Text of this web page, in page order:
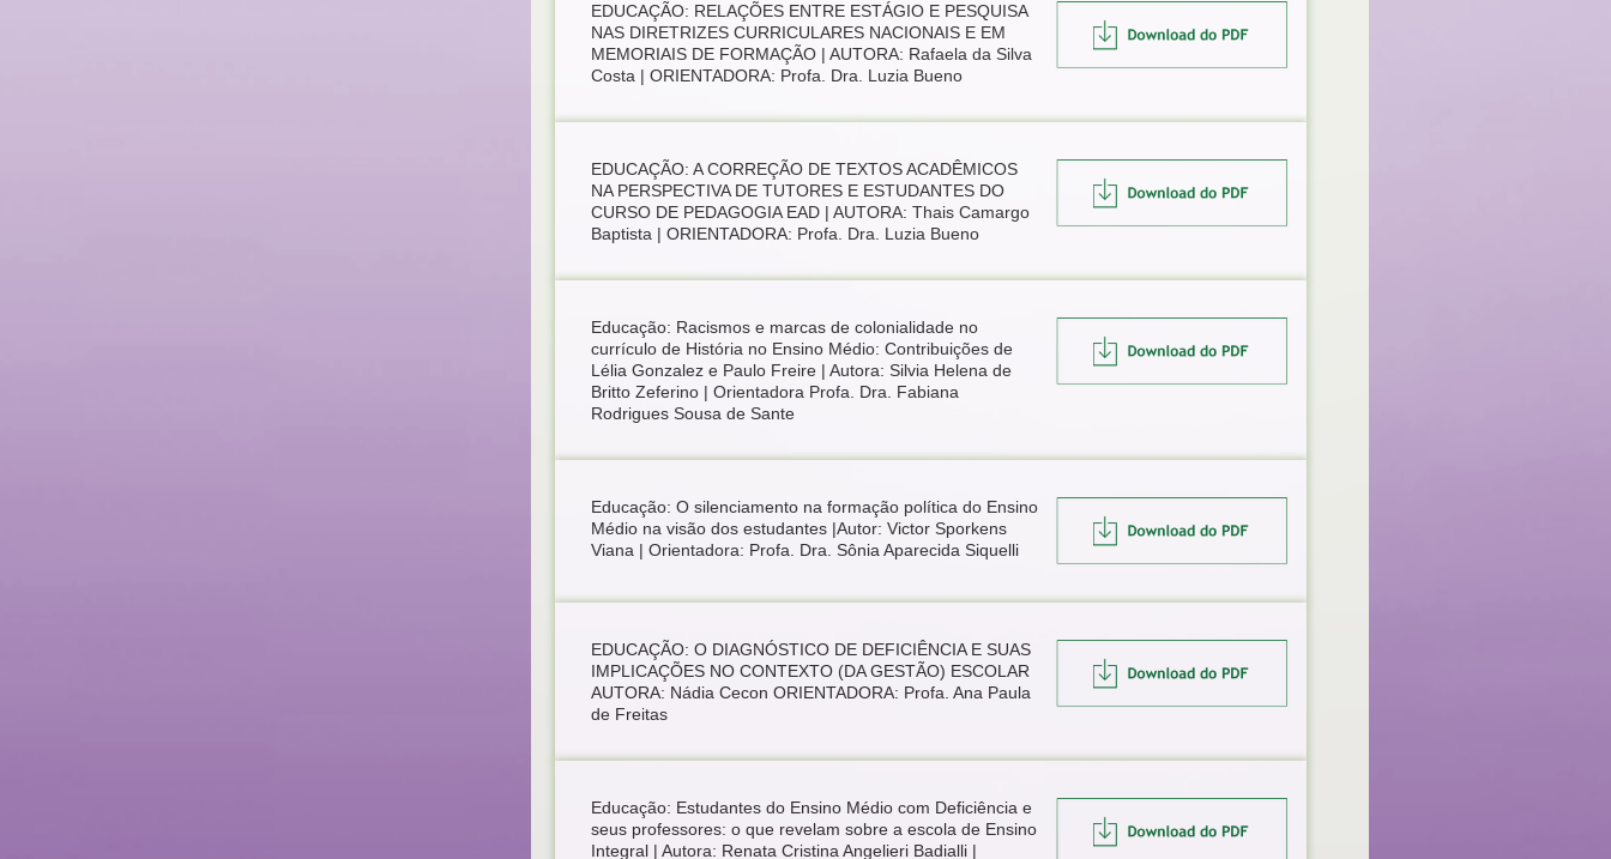
EDUCAÇÃO: RELAÇÕES ENTRE ESTÁGIO E PESQUISA
NAS DIRETRIZES CURRICULARES NACIONAIS E EM
MEMORIAIS DE FORMAÇÃO | AUTORA: Rafaela da Silva
Costa | ORIENTADORA: Profa. Dra. Luzia Bueno
EDUCAÇÃO: A CORREÇÃO DE TEXTOS ACADÊMICOS
NA PERSPECTIVA DE TUTORES E ESTUDANTES DO
CURSO DE PEDAGOGIA EAD | AUTORA: Thais Camargo
Baptista | ORIENTADORA: Profa. Dra. Luzia Bueno
Educação: Racismos e marcas de colonialidade no
currículo de História no Ensino Médio: Contribuições de
Lélia Gonzalez e Paulo Freire | Autora: Silvia Helena de
Britto Zeferino | Orientadora Profa. Dra. Fabiana
Rodrigues Sousa de Sante
Educação: O silenciamento na formação política do Ensino
Médio na visão dos estudantes |Autor: Victor Sporkens
Viana | Orientadora: Profa. Dra. Sônia Aparecida Siquelli
EDUCAÇÃO: O DIAGNÓSTICO DE DEFICIÊNCIA E SUAS
IMPLICAÇÕES NO CONTEXTO (DA GESTÃO) ESCOLAR
AUTORA: Nádia Cecon ORIENTADORA: Profa. Ana Paula
de Freitas
Educação: Estudantes do Ensino Médio com Deficiência e
seus professores: o que revelam sobre a escola de Ensino
Integral | Autora: Renata Cristina Angelieri Badialli |